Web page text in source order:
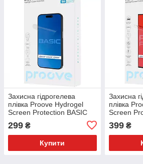
Захисна гідрогелева
плівка Proove Hydrogel
Screen Protection BASIC
299 ₴
Купити
Захисна
плівка
Screen
399₴